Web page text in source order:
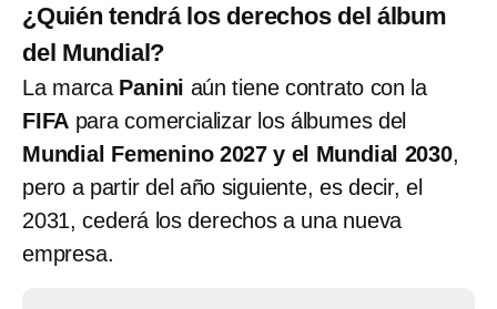
¿Quién tendrá los derechos del álbum
del Mundial?
La marca Panini aún tiene contrato con la
FIFA para comercializar los álbumes del
Mundial Femenino 2027 y el Mundial 2030,
pero a partir del año siguiente, es decir, el
2031, cederá los derechos a una nueva
empresa.